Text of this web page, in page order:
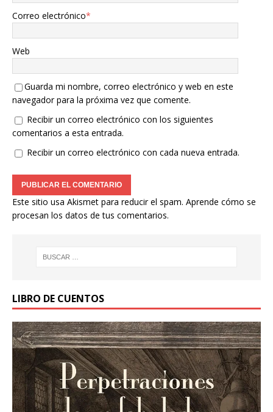
Correo electrónico*
Web
Guarda mi nombre, correo electrónico y web en este
navegador para la próxima vez que comente.
Recibir un correo electrónico con los siguientes
comentarios a esta entrada.
Recibir un correo electrónico con cada nueva entrada.
Este sitio usa Akismet para reducir el spam. Aprende cómo se
procesan los datos de tus comentarios.
LIBRO DE CUENTOS